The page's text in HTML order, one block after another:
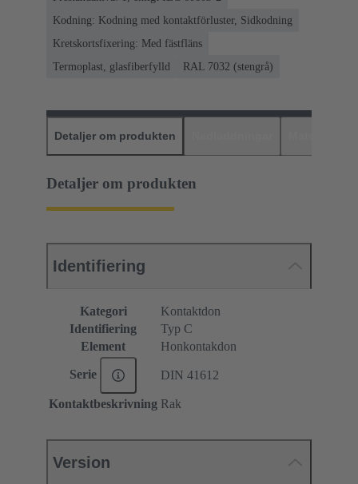
Kodning: Kodning med kontaktförluster, Sidkodning
Kretskortsfixering: Med fästfläns
Termoplast, glasfiberfylld
RAL 7032 (stengrå)
Detaljer om produkten
Detaljer om produkten
Identifiering
Kategori
Kontaktdon
Identifiering
Typ C
Element
Honkontakdon
Serie DIN 41612
Kontaktbeskrivning Rak
Version